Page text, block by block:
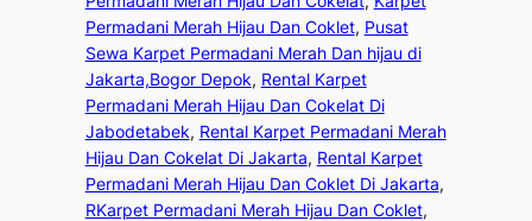
Permadani Merah Hijau Dan Coklet, Pusat
Sewa Karpet Permadani Merah Dan hijau di
Jakarta,Bogor Depok, Rental Karpet
Permadani Merah Hijau Dan Cokelat Di
Jabodetabek, Rental Karpet Permadani Merah
Hijau Dan Cokelat Di Jakarta, Rental Karpet
Permadani Merah Hijau Dan Coklet Di Jakarta
RKarpet Permadani Merah Hijau Dan Coklet